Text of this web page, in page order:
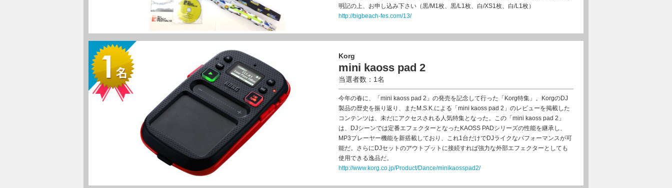
明記の上、お申し込み下さい（黒/M1枚、黒/L1枚、白/XS1枚、白/L1枚）
http://bigbeach-fes.com/13/
Korg
mini kaoss pad 2
当選者数：1名
今年の春に、「mini kaoss pad 2」の発売を記念して行った「Korg特集」。KorgのDJ
製品の歴史を振り返り、またM.S.K.による「mini kaoss pad 2」のレビューを掲載した
コンテンツは、未だにアクセスされる人気特集となった。この「mini kaoss pad 2」
は、DJシーンでは定番エフェクターとなったKAOSS PADシリーズの性能を継承し、
MP3プレーヤー機能を新搭載しており、これ1台だけでDJライクなパフォーマンスが可
能だ。さらにDJセットのアウトプットに接続すれば強力な外部エフェクターとしても
使用できる逸品だ。
http://www.korg.co.jp/Product/Dance/minikaosspad2/